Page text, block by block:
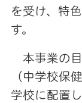
を受け、特
す。
本事業の目
（中学校保
学校に配置